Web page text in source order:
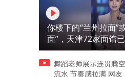
你楼下的“兰州拉面”
面”，天津72家面馆
舞蹈老师展示连贯腾
流水 节奏感拉满 网